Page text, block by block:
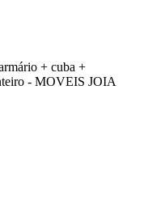
+ cuba +
- MOVEIS JOIA